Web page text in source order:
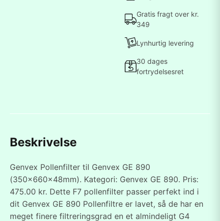
Gratis fragt over kr.
349
Lynhurtig levering
30 dages
fortrydelsesret
Beskrivelse
Genvex Pollenfilter til Genvex GE 890
(350x660x48mm). Kategori: Genvex GE 890. Pris:
475.00 kr. Dette F7 pollenfilter passer perfekt ind i
dit Genvex GE 890 Pollenfiltre er lavet, så de har en
meget finere filtreringsgrad en et almindeligt G4